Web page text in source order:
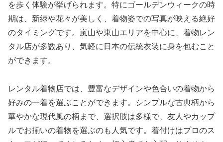
を歩く体験が挙げられます。特にゴールデンウィークの時
期は、新緑や花々が美しく、着物姿での写真が映える絶好
のタイミングです。嵐山や東山エリアを中心に、着物レン
タル店が多数あり、気軽に日本の伝統衣装に身を包むこと
ができます。
レンタル着物店では、豊富なデザインや色合いの着物から
好みの一着を選ぶことができます。シンプルな古典柄から
華やかな現代風の柄まで、選択肢は多様で、友人やカップ
ルでお揃いの着物を選ぶのも人気です。着付けはプロのス